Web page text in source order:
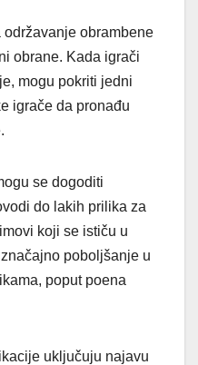
obrambene
obrane. Kada igrači
mogu pokriti jedni
igrače da pronađu
se dogoditi
do lakih prilika za
koji se ističu u
poboljšanje u
poput poena
uključuju najavu